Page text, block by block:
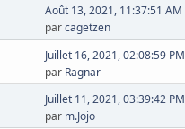
Août 13, 2021, 11:37:51 AM
parcagetzen
Juillet 16, 2021, 02:08:59 PM
par Ragnar
Juillet 11, 2021, 03:39:42 PM
par m.Jojo